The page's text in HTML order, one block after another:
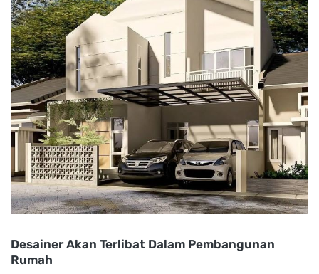
Desainer Akan Terlibat Dalam Pembangunan
Rumah